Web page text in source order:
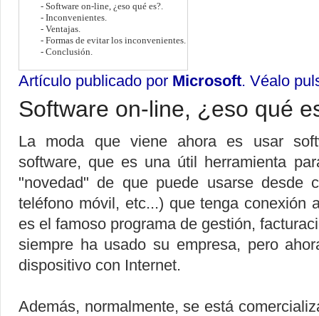
- Software on-line, ¿eso qué es?.
- Inconvenientes.
- Ventajas.
- Formas de evitar los inconvenientes.
- Conclusión.
Artículo publicado por Microsoft. Véalo
Software on-line, ¿eso qué
La moda que viene ahora es usar
software, que es una útil herramienta
"novedad" de que puede usarse desde
teléfono móvil, etc...) que tenga conexión
es el famoso programa de gestión,
siempre ha usado su empresa, pero
dispositivo con Internet.
Además, normalmente, se está